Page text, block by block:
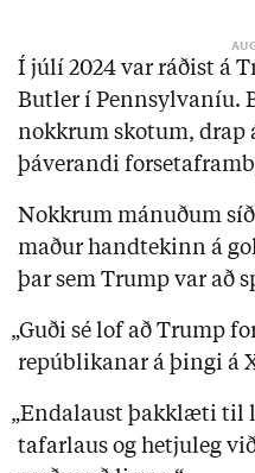
Í júlí 2024 var ráðist á
Butler í Pennsylvaníu.
nokkrum skotum, drap
þáverandi
Nokkrum mánuðum
maður handtekinn á
þar sem Trump var að
„Guði sé lof að Trump
repúblikanar á þingi á
„Endalaust þakklæti til
tafarlaus og hetjuleg